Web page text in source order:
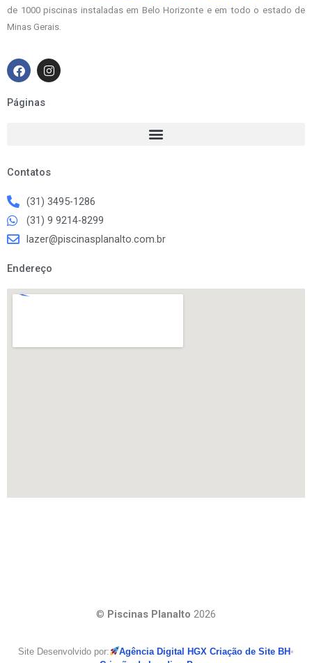
de 1000 piscinas instaladas em Belo Horizonte e em todo o estado de
Minas Gerais.
F
a
e
b
I
n
Páginas
Contatos
(31) 3495-1286
(31) 9 9214-8299
lazer@piscinasplanalto.com.br
Endereço
© Piscinas Planalto 2026
Site Desenvolvido por: Agência Digital HGX Criação de Site BH•